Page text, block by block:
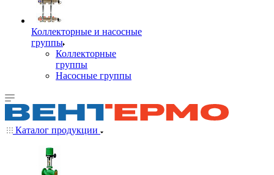
Коллекторные и насосные
группы
Коллекторные
группы
Насосные группы
Каталог продукции